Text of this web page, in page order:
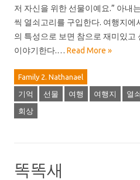
저 자신을 위한 선물이예요.” 아내
씩 열쇠고리를 구입한다. 여행지에
의 특성으로 보면 참으로 재미있고
이야기한다.… Read More »
Family 2. Nathanael
기억 선물 여행 여행지 열쇠
회상
똑똑새